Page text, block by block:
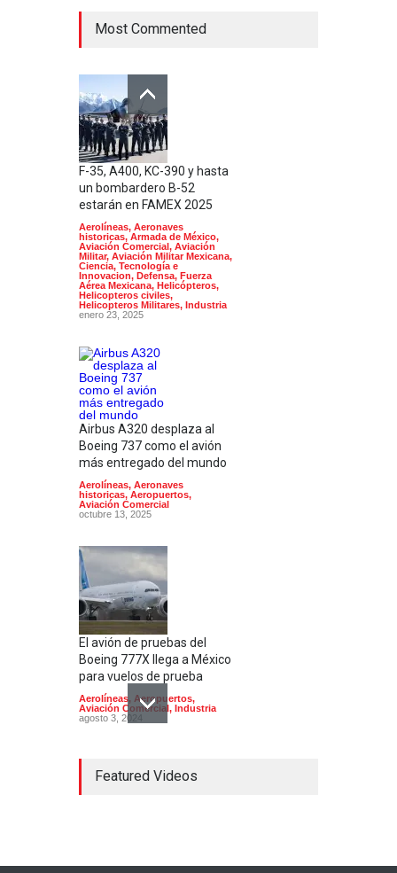
Most Commented
F-35, A400, KC-390 y hasta
un bombardero B-52
estarán en FAMEX 2025
Aerolíneas, Aeronaves
historicas, Armada de México,
Aviación Comercial, Aviación
Militar, Aviación Militar Mexicana,
Ciencia, Tecnología e
Innovacion, Defensa, Fuerza
Aérea Mexicana, Helicópteros,
Helicopteros civiles,
Helicopteros Militares, Industria
enero 23, 2025
Airbus A320 desplaza al
Boeing 737 como el avión
más entregado del mundo
Aerolíneas, Aeronaves
historicas, Aeropuertos,
Aviación Comercial
octubre 13, 2025
El avión de pruebas del
Boeing 777X llega a México
para vuelos de prueba
Aerolíneas, Aeropuertos,
Aviación Comercial , Industria
agosto 3, 2024
estado de sitio
Featured Videos